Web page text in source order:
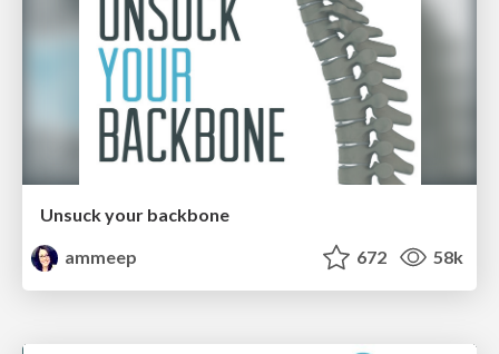
Unsuck your backbone
ammeep
672 58k